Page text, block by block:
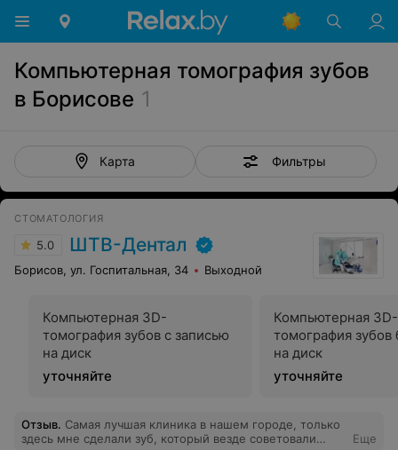
Компьютерная томография зубов
в Борисове 1
Карта Фильтры
СТОМАТОЛОГИЯ
5.0 ШТВ-Дентал
Борисов, ул. Госпитальная, 34 Выходной
Компьютерная 3D-
томография зубов с записью
на диск
уточняйте
Компьютерная 3D-
томография зубов
на диск
уточняйте
Отзыв. Самая лучшая клиника в нашем городе, только
здесь мне сделали зуб, который везде советовали
Еще